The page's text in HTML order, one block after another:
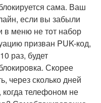
сама. Ваш
если вы забыли
в меню не тот набор
призван PUK-код,
раз, будет
Скорее
через сколько дней
когда телефоном не